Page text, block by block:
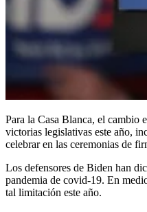
Para la Casa Blanca, el cambio
victorias legislativas este año,
celebrar en las ceremonias de
Los defensores de Biden han
pandemia de covid-19. En
tal limitación este año.